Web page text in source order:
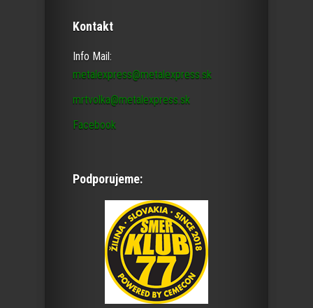
Kontakt
Info Mail:
metalexpress@metalexpress.sk
mrtvolka@metalexpress.sk
Facebook
Podporujeme: